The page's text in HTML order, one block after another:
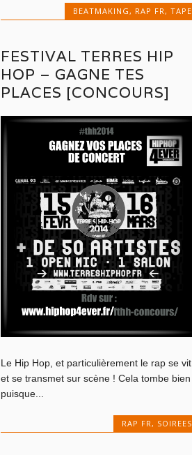
BEATMAKING, RAP FR, TAPE
FESTIVAL TERRES HIP
HOP – GAGNE TES
PLACES [CONCOURS]
Le Hip Hop, et particulièrement le rap se vit
et se transmet sur scène ! Cela tombe bien
puisque...
RAP FR, SOIREES